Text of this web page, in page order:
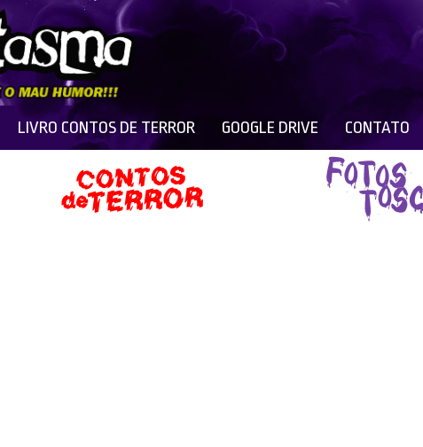
LIVRO CONTOS DE TERROR GOOGLE DRIVE CONTATO